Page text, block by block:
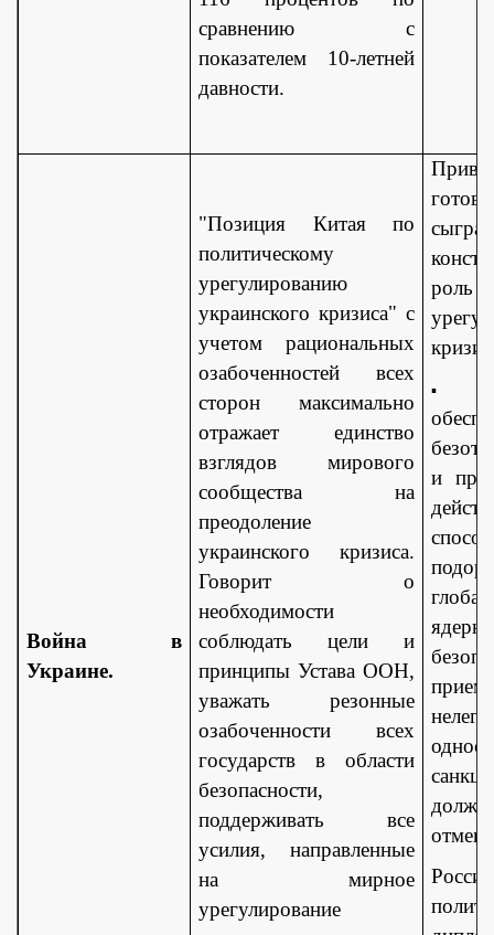
сравнению с
показателем 10-летней
давности.
Война в
Украине.
"Позиция Китая по
политическому
урегулированию
украинского кризиса" с
учетом рациональных
озабоченностей всех
сторон максимально
отражает единство
взглядов мирового
сообщества на
преодоление
украинского кризиса.
Говорит о
необходимости
соблюдать цели и
принципы Устава ООН,
уважать резонные
озабоченности всех
государств в области
безопасности,
поддерживать все
усилия, направленные
на мирное
урегулирование
и